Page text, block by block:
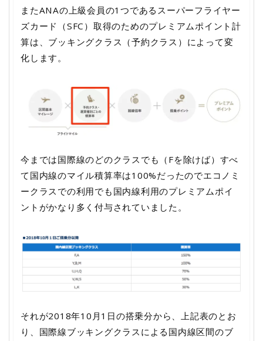
またANAの上級会員の1つであるスーパーフライヤー
ズカード（SFC）取得のためのプレミアムポイント計
算は、ブッキングクラス（予約クラス）によって変
化します。
今までは国際線のどのクラスでも（Fを除けば）すべ
て国内線のマイル積算率は100%だったのでエコノミ
ークラスでの利用でも国内線利用のプレミアムポイ
ントがかなり多く付与されていました。
それが2018年10月1日の搭乗分から、上記表のとお
り、国際線ブッキングクラスによる国内線区間のブ